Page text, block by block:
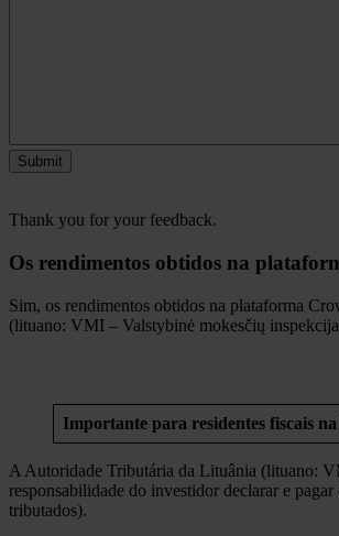
Submit
Thank you for your feedback.
Os rendimentos obtidos na
Sim, os rendimentos obtidos na plataforma
(lituano: VMI – Valstybinė mokesčių
Importante para residentes fiscais
A Autoridade Tributária da Lituânia (lituano:
responsabilidade do investidor declarar e
tributados).